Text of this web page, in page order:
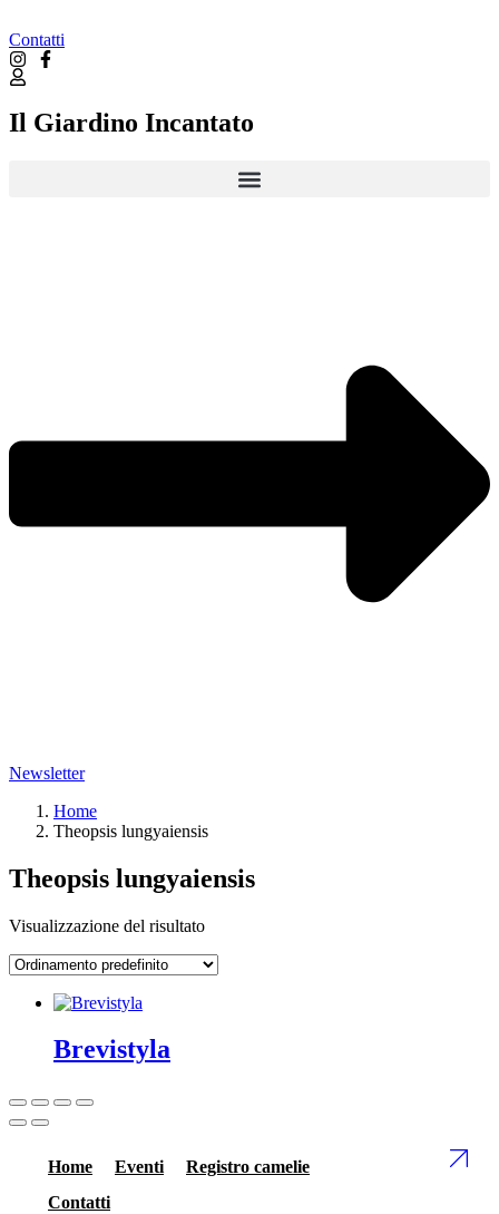
Contatti
Il Giardino Incantato
Newsletter
Home
Theopsis lungyaiensis
Theopsis lungyaiensis
Visualizzazione del risultato
Brevistyla
Home Eventi
Registro camelie
Contatti